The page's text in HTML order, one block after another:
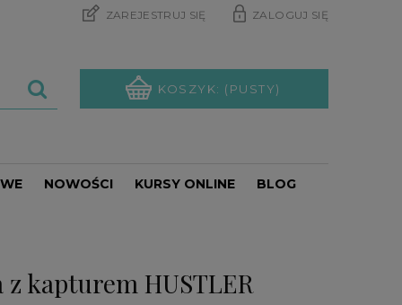
ZAREJESTRUJ SIĘ ZALOGUJ SIĘ
KOSZYK: (PUSTY)
NOWOŚCI KURSY ONLINE BLOG
z kapturem HUSTLER